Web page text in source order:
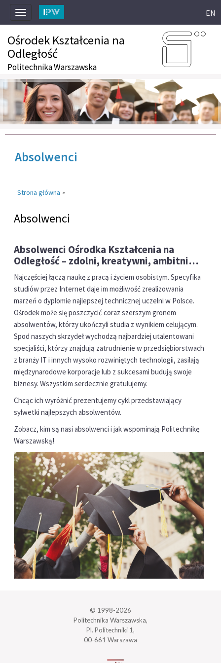
Toggle
navigation
EN
Ośrodek Kształcenia na
Odległość
Politechnika Warszawska
Absolwenci
Strona główna »
Absolwenci
Absolwenci Ośrodka Kształcenia na
Odległość – zdolni, kreatywni, ambitni…
Najczęściej łączą naukę z pracą i życiem osobistym. Specyfika
studiów przez Internet daje im możliwość zrealizowania
marzeń o dyplomie najlepszej technicznej uczelni w Polsce.
Ośrodek może się poszczycić coraz szerszym gronem
absolwentów, którzy ukończyli studia z wynikiem celującym.
Spod naszych skrzydeł wychodzą najbardziej utalentowani
specjaliści, którzy znajdują zatrudnienie w przedsiębiorstwach
z branży IT i innych wysoko rozwiniętych technologii, zasilają
międzynarodowe korporacje lub z sukcesami budują swoje
biznesy. Wszystkim serdecznie gratulujemy.
Chcąc ich wyróżnić prezentujemy cykl przedstawiający
sylwetki najlepszych absolwentów.
Zobacz, kim są nasi absolwenci i jak wspominają Politechnikę
Warszawską!
© 1998-2026
Politechnika Warszawska,
Pl. Politechniki 1,
00-661 Warszawa